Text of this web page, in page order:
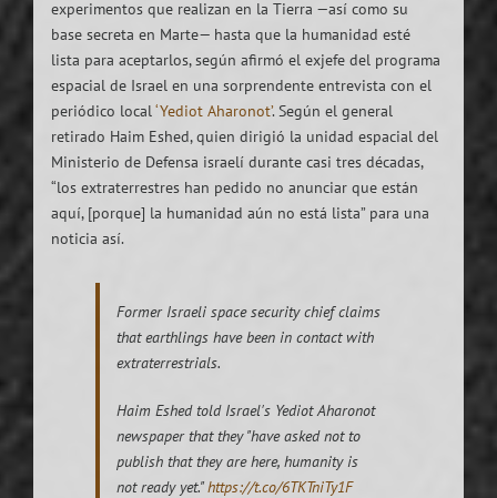
experimentos que realizan en la Tierra —así como su
base secreta en Marte— hasta que la humanidad esté
lista para aceptarlos, según afirmó el exjefe del programa
espacial de Israel en una sorprendente entrevista con el
periódico local‘Yediot Aharonot’. Según el general
retirado Haim Eshed, quien dirigió la unidad espacial del
Ministerio de Defensa israelí durante casi tres décadas,
“los extraterrestres han pedido no anunciar que están
aquí, [porque] la humanidad aún no está lista” para una
noticia así.
Former Israeli space security chief claims
that earthlings have been in contact with
extraterrestrials.
Haim Eshed told Israel's Yediot Aharonot
newspaper that they "have asked not to
publish that they are here, humanity is
not ready yet."https://t.co/6TKTniTy1F